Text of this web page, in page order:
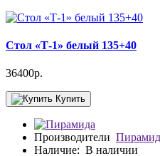
Стол «Т-1» белый 135+40
36400р.
Купить
Производители
Наличие: В наличии